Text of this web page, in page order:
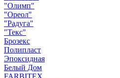
"Олимп"
"Ореол"
"Радуга"
"Текс"
Брозекс
Полипласт
Эпоксидная
Белый Дом
FARBITEX